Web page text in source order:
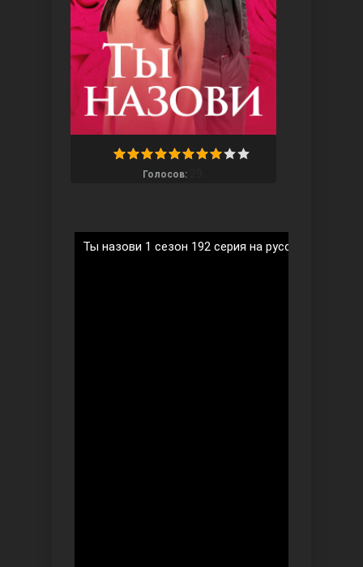
Ветреный холм
Голосов:
Ты назови 1 сезон 192 серия на русском языке